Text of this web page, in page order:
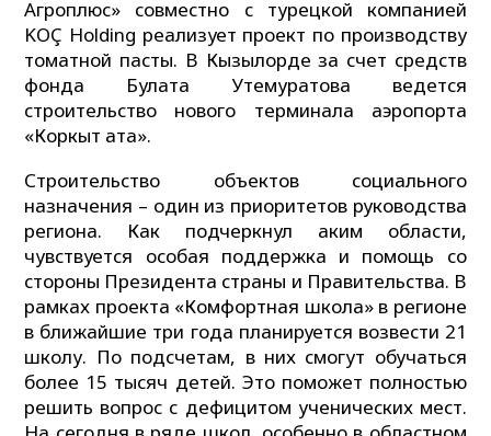
Агроплюс» совместно с турецкой компанией
KOÇ Holding реализует проект по производству
томатной пасты. В Кызылорде за счет средств
фонда Булата Утемуратова ведется
строительство нового терминала аэропорта
«Коркыт ата».
Строительство объектов социального
назначения – один из приоритетов руководства
региона. Как подчеркнул аким области,
чувствуется особая поддержка и помощь со
стороны Президента страны и Правительства. В
рамках проекта «Комфортная школа» в регионе
в ближайшие три года планируется возвести 21
школу. По подсчетам, в них смогут обучаться
более 15 тысяч детей. Это поможет полностью
решить вопрос с дефицитом ученических мест.